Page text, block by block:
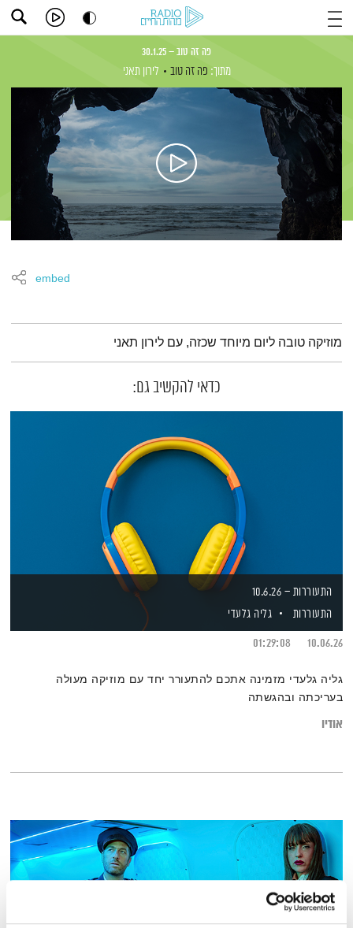
פה זה טוב – 30.1.25
מתוך: פה זה טוב לירון תאני
embed
תמצית הפודקאסט
מוזיקה טובה ליום מיוחד שכזה, עם לירון תאני
כדאי להקשיב גם:
התעוררות – 10.6.26
התעוררות
גליה גלעדי
10.06.26
01:29:08
גליה גלעדי מזמינה אתכם להתעורר יחד עם מוזיקה מעולה
בעריכתה ובהגשתה
אודיו